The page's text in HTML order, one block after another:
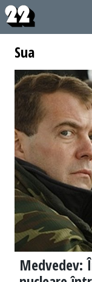
Sua
Medvedev: